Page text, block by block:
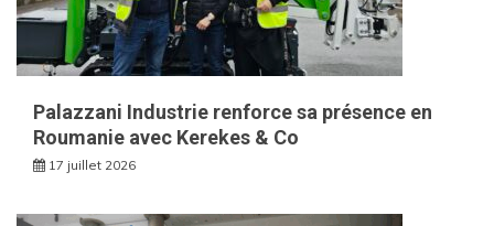
Palazzani Industrie renforce sa présence en
Roumanie avec Kerekes & Co
17 juillet 2026